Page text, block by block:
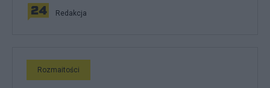
Redakcja
Rozmaitości